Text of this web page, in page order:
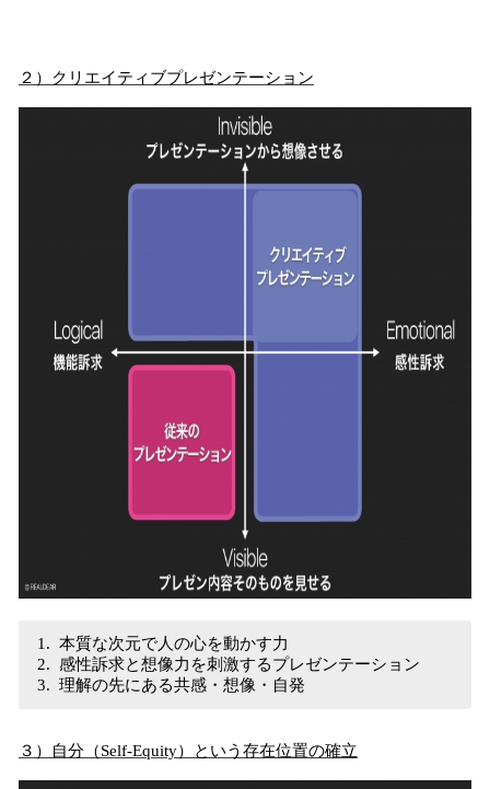
２）クリエイティブプレゼンテーション
本質な次元で人の心を動かす力
感性訴求と想像力を刺激するプレゼンテーション
理解の先にある共感・想像・自発
３）自分（Self-Equity）という存在位置の確立